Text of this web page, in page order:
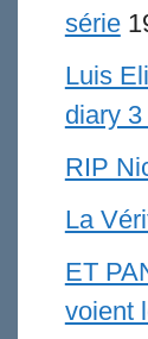
série
Luis
diary 3
RIP
La
ET
voient